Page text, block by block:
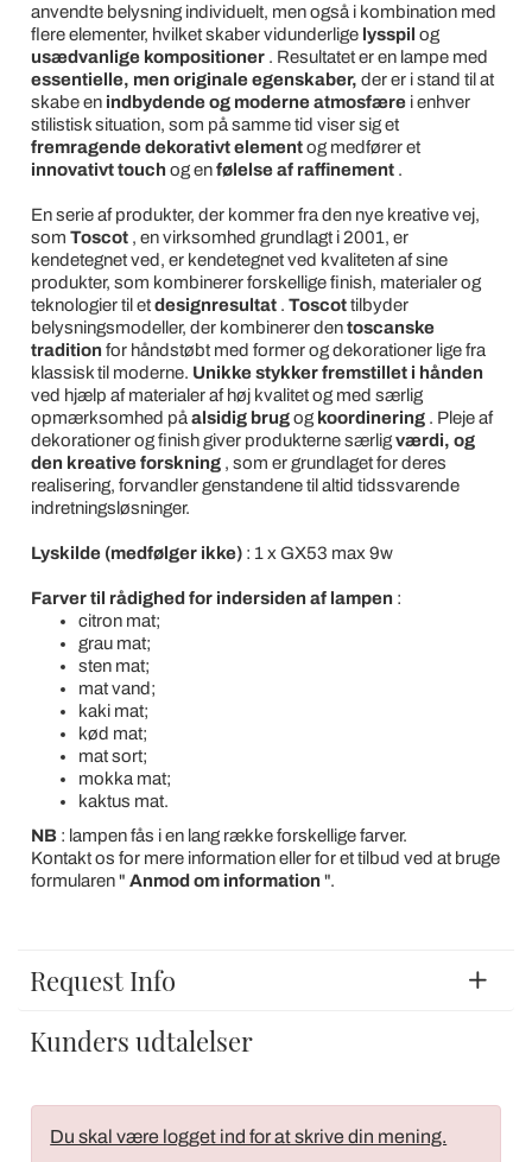
anvendte belysning individuelt, men også i kombination med
flere elementer, hvilket skaber vidunderlige lysspil og
usædvanlige kompositioner. Resultatet er en lampe med
essentielle, men originale egenskaber, der er i stand til at
skabe en indbydende og moderne atmosfærei enhver
stilistisk situation, som på samme tid viser sig et
fremragende dekorativt elementog medfører et
innovativt touch og enfølelse af raffinement.
En serie af produkter, der kommer fra den nye kreative vej,
som Toscot, en virksomhed grundlagt i 2001, er
kendetegnet ved, er kendetegnet ved kvaliteten af sine
produkter, som kombinerer forskellige finish, materialer og
teknologier til etdesignresultat. Toscottilbyder
belysningsmodeller, der kombinerer dentoscanske
tradition for håndstøbt med former og dekorationer lige fra
klassisk til moderne. Unikke stykker fremstillet i hånden
ved hjælp af materialer af høj kvalitet og med særlig
opmærksomhed på alsidig brugog koordinering. Pleje af
dekorationer og finish giver produkterne særligværdi, og
den kreative forskning, som er grundlaget for deres
realisering, forvandler genstandene til altid tidssvarende
indretningsløsninger.
Lyskilde (medfølger ikke): 1 x GX53 max 9w
Farver til rådighed for indersiden af lampen :
citron mat;
grau mat;
sten mat;
mat vand;
kaki mat;
kød mat;
mat sort;
mokka mat;
kaktus mat.
NB: lampen fås i en lang række forskellige farver.
Kontakt os for mere information eller for et tilbud ved at bruge
formularen " Anmod om information ".
Request Info
Kunders udtalelser
Du skal være logget ind for at skrive din mening.